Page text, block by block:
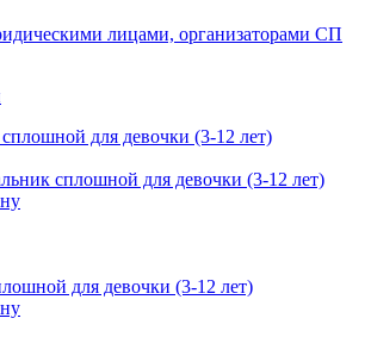
лицами, организаторами СП
сплошной для девочки (3-12 лет)
для девочки (3-12 лет)